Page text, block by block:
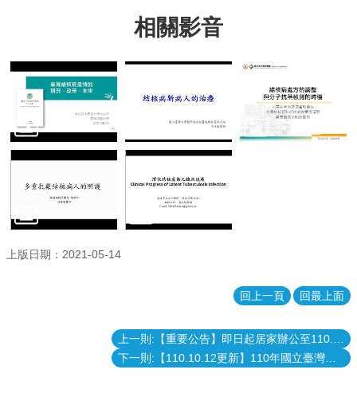
相關影音
上版日期：2021-05-14
回上一頁 回最上面